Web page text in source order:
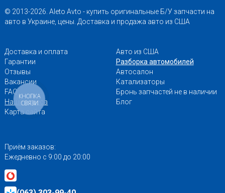
© 2013-2026. Aleto Avto - купить оригинальные Б/У запчасти на
авто в Украине, цены. Доставка и продажа авто из США
Доставка и оплата
Гарантии
Отзывы
Вакансии
FAQ
Наши адреса
Карта сайта
Авто из США
Разборка автомобилей
Автосалон
Катализаторы
Бронь запчастей не в наличии
Блог
Приём заказов:
Ежедневно с 9:00 до 20:00
КНОПКА
СВЯЗИ